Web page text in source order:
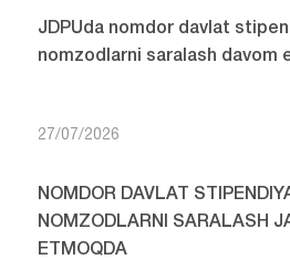
JDPUda nomdor davlat
nomzodlarni saralash davom
27/07/2026
NOMDOR DAVLAT
NOMZODLARNI SARALASH
ETMOQDA